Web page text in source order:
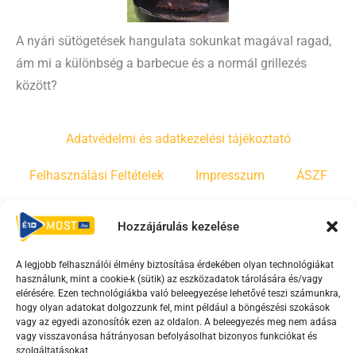
Hozzájárulás kezelése
A legjobb felhasználói élmény biztosítása érdekében olyan technológiákat
használunk, mint a cookie-k (sütik) az eszközadatok tárolására és/vagy
elérésére. Ezen technológiákba való beleegyezése lehetővé teszi számunkra,
hogy olyan adatokat dolgozzunk fel, mint például a böngészési szokások
vagy az egyedi azonosítók ezen az oldalon. A beleegyezés meg nem adása
vagy visszavonása hátrányosan befolyásolhat bizonyos funkciókat és
szolgáltatásokat.
A nyári sütögetések hangulata sokunkat magával ragad,
ám mi a különbség a barbecue és a normál grillezés
között?
Adatvédelmi és adatkezelési tájékoztató
Felhasználási Feltételek Impresszum ÁSZF
Irányelvek
F
a
c
e
Y
o
u
t
T
i
k
t